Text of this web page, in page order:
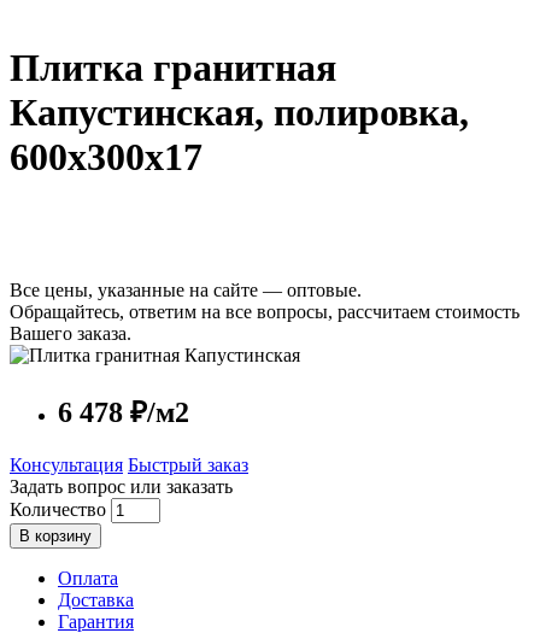
Плитка гранитная
Капустинская, полировка,
600x300x17
Все цены, указанные на сайте — оптовые.
Обращайтесь, ответим на все вопросы, рассчитаем стоимость
Вашего заказа.
6 478 ₽/м2
Консультация Быстрый заказ
Задать вопрос или заказать
Количество
В корзину
Оплата
Доставка
Гарантия